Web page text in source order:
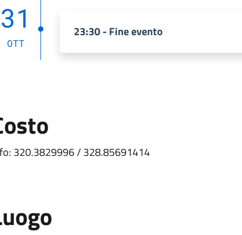
31
OTT
23:30 - Fine evento
320.3829996 / 328.85691414